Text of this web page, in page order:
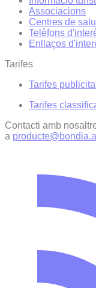
Associacions
Centres de
Telèfons
Enllaços
Tarifes
Tarifes
Tarifes
Contacti amb
a